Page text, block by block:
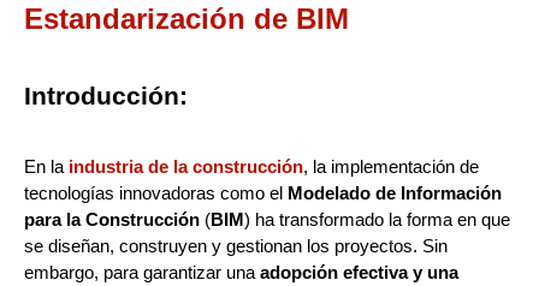
Estandarización de BIM
Introducción:
En la industria de la construcción, la implementación de
tecnologías innovadoras como el Modelado de Información
para la Construcción (BIM) ha transformado la forma en que
se diseñan, construyen y gestionan los proyectos. Sin
embargo, para garantizar una adopción efectiva y una